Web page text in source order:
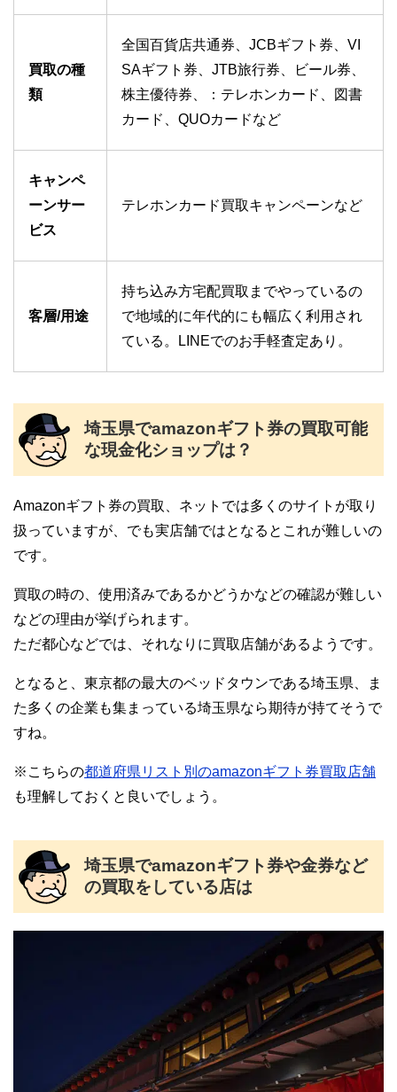
買取の種
類
全国百貨店共通券、JCBギフト券、VI
SAギフト券、JTB旅行券、ビール券、
株主優待券、：テレホンカード、図書
カード、QUOカードなど
キャンペ
ーンサー
ビス
テレホンカード買取キャンペーンなど
客層/用途
持ち込み方宅配買取までやっているの
で地域的に年代的にも幅広く利用され
ている。LINEでのお手軽査定あり。
埼玉県でamazonギフト券の買取可能
な現金化ショップは？
Amazonギフト券の買取、ネットでは多くのサイトが取り
扱っていますが、でも実店舗ではとなるとこれが難しいの
です。
買取の時の、使用済みであるかどうかなどの確認が難しい
などの理由が挙げられます。
ただ都心などでは、それなりに買取店舗があるようです。
となると、東京都の最大のベッドタウンである埼玉県、ま
た多くの企業も集まっている埼玉県なら期待が持てそうで
すね。
※こちらの都道府県リスト別のamazonギフト券買取店舗
も理解しておくと良いでしょう。
埼玉県でamazonギフト券や金券など
の買取をしている店は